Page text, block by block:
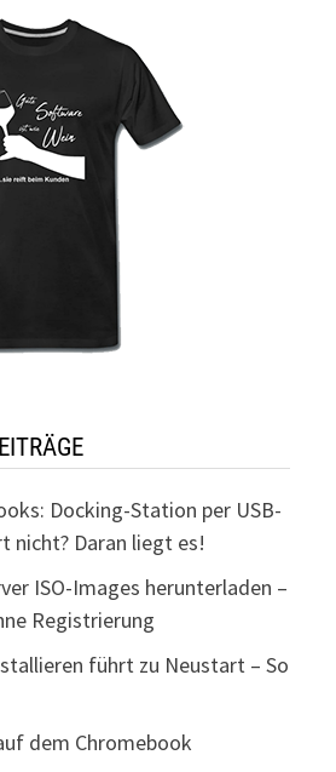
Docking-Station per USB-
nicht? Daran liegt es!
ISO-Images herunterladen –
Registrierung
führt zu Neustart – So
dem Chromebook